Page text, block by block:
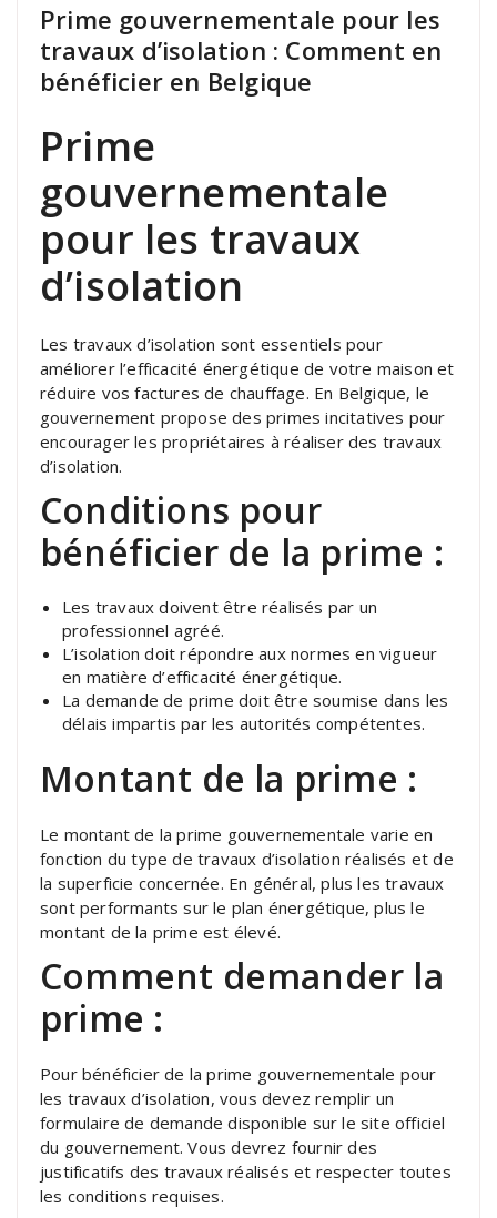
Prime gouvernementale pour les
travaux d’isolation : Comment en
bénéficier en Belgique
Prime
gouvernementale
pour les travaux
d’isolation
Les travaux d’isolation sont essentiels pour
améliorer l’efficacité énergétique de votre maison et
réduire vos factures de chauffage. En Belgique, le
gouvernement propose des primes incitatives pour
encourager les propriétaires à réaliser des travaux
d’isolation.
Conditions pour
bénéficier de la prime :
Les travaux doivent être réalisés par un
professionnel agréé.
L’isolation doit répondre aux normes en vigueur
en matière d’efficacité énergétique.
La demande de prime doit être soumise dans les
délais impartis par les autorités compétentes.
Montant de la prime :
Le montant de la prime gouvernementale varie en
fonction du type de travaux d’isolation réalisés et de
la superficie concernée. En général, plus les travaux
sont performants sur le plan énergétique, plus le
montant de la prime est élevé.
Comment demander la
prime :
Pour bénéficier de la prime gouvernementale pour
les travaux d’isolation, vous devez remplir un
formulaire de demande disponible sur le site officiel
du gouvernement. Vous devrez fournir des
justificatifs des travaux réalisés et respecter toutes
les conditions requises.